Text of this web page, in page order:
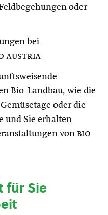
oder
bei
austria
Bio-Landbau, wie die
oder die
und Sie erhalten
von bio
für Sie